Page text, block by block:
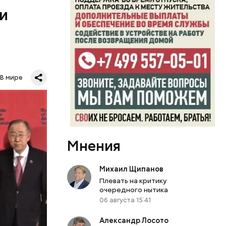
В мире
часов
2018
свое
Вторая
А ведь
не
Мнения
Михаил Щипанов
Плевать на критику
очередного нытика
06 августа 15:41
Александр Лосото